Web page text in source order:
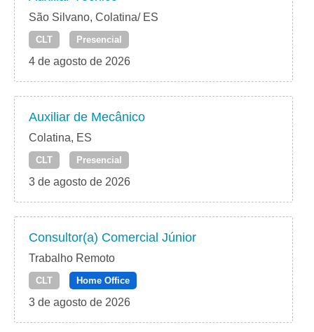
São Silvano, Colatina/ ES
CLT Presencial
4 de agosto de 2026
Auxiliar de Mecânico
Colatina, ES
CLT Presencial
3 de agosto de 2026
Consultor(a) Comercial Júnior
Trabalho Remoto
CLT Home Office
3 de agosto de 2026